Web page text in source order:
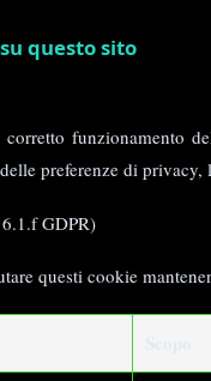
questo sito
funzionamento
preferenze di
GDPR)
questi cookie